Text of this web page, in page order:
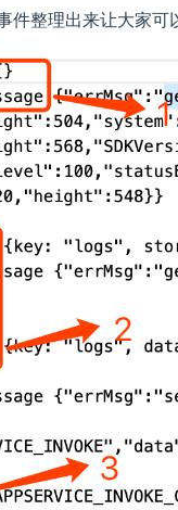
件整理出来让大家